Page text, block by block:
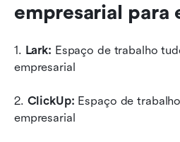
empresarial para
1. Lark: Espaço de trabalho
empresarial
2. ClickUp: Espaço de
empresarial